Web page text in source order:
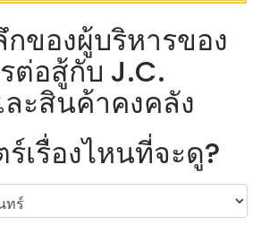
ของผู้บริหารของ
ต่อสู้กับ J.C.
ะสินค้าคงคลัง
เรื่องไหนที่จะดู?